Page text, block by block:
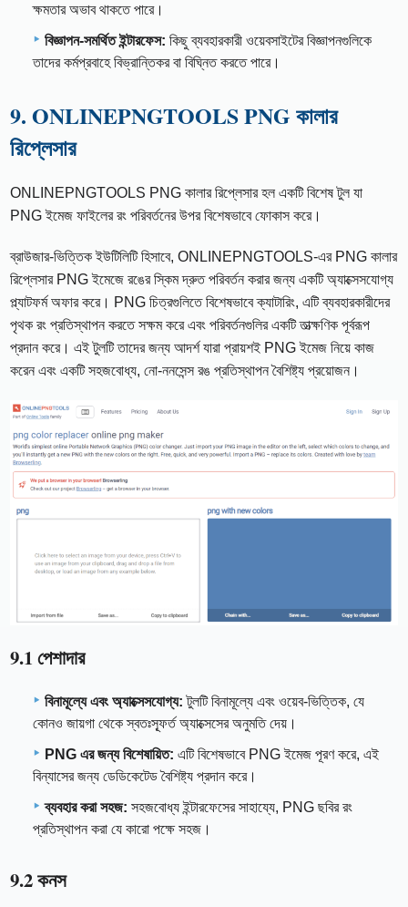
ক্ষমতার অভাব থাকতে পারে।
বিজ্ঞাপন-সমর্থিত ইন্টারফেস: কিছু ব্যবহারকারী ওয়েবসাইটের বিজ্ঞাপনগুলিকে
তাদের কর্মপ্রবাহে বিভ্রান্তিকর বা বিঘ্নিত করতে পারে।
9. ONLINEPNGTOOLS PNG কালার
রিপ্লেসার
ONLINEPNGTOOLS PNG কালার রিপ্লেসার হল একটি বিশেষ টুল যা
PNG ইমেজ ফাইলের রং পরিবর্তনের উপর বিশেষভাবে ফোকাস করে।
ব্রাউজার-ভিত্তিক ইউটিলিটি হিসাবে, ONLINEPNGTOOLS-এর PNG কালার
রিপ্লেসার PNG ইমেজে রঙের স্কিম দ্রুত পরিবর্তন করার জন্য একটি অ্যাক্সেসযোগ্য
প্ল্যাটফর্ম অফার করে। PNG চিত্রগুলিতে বিশেষভাবে ক্যাটারিং, এটি ব্যবহারকারীদের
পৃথক রং প্রতিস্থাপন করতে সক্ষম করে এবং পরিবর্তনগুলির একটি তাত্ক্ষণিক পূর্বরূপ
প্রদান করে। এই টুলটি তাদের জন্য আদর্শ যারা প্রায়শই PNG ইমেজ নিয়ে কাজ
করেন এবং একটি সহজবোধ্য, নো-ননসেন্স রঙ প্রতিস্থাপন বৈশিষ্ট্য প্রয়োজন।
9.1 পেশাদার
বিনামূল্যে এবং অ্যাক্সেসযোগ্য: টুলটি বিনামূল্যে এবং ওয়েব-ভিত্তিক, যে
কোনও জায়গা থেকে স্বতঃস্ফূর্ত অ্যাক্সেসের অনুমতি দেয়।
PNG এর জন্য বিশেষায়িত: এটি বিশেষভাবে PNG ইমেজ পূরণ করে, এই
বিন্যাসের জন্য ডেডিকেটেড বৈশিষ্ট্য প্রদান করে।
ব্যবহার করা সহজ: সহজবোধ্য ইন্টারফেসের সাহায্যে, PNG ছবির রং
প্রতিস্থাপন করা যে কারো পক্ষে সহজ।
9.2 কনস